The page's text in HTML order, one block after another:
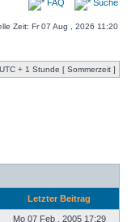
FAQ Suche
Zeit: Fr 07 Aug , 2026 11:20
+ 1 Stunde [ Sommerzeit ]
Letzter Beitrag
Mo 07 Feb , 2005 17:29